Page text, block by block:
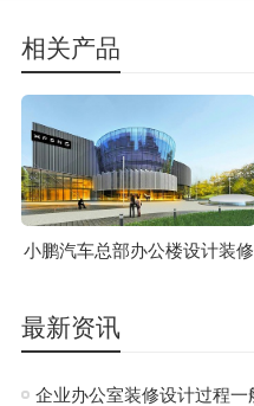
相关产品
小鹏汽车总部办公楼设计装修
最新资讯